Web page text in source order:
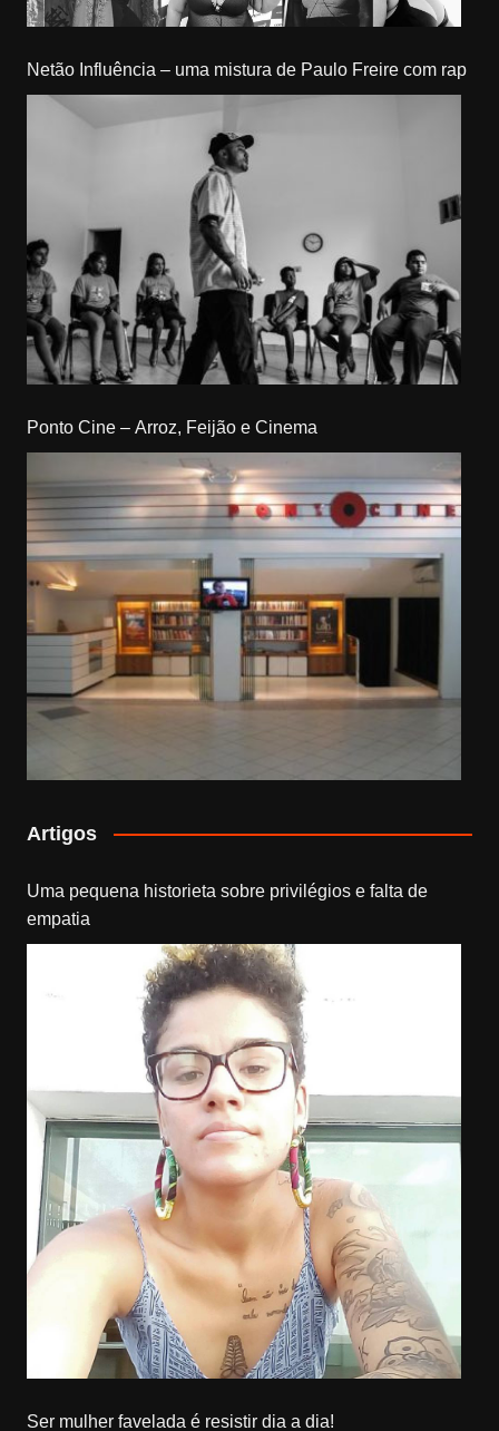
Netão Influência – uma mistura de Paulo Freire com rap
Ponto Cine – Arroz, Feijão e Cinema
Artigos
Uma pequena historieta sobre privilégios e falta de
empatia
Ser mulher favelada é resistir dia a dia!